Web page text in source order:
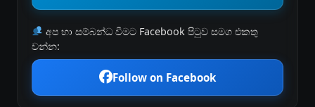
අප හා සම්බන්ධ වීමට Facebook පිටුව සමග එකතු
වන්න:
Follow on Facebook